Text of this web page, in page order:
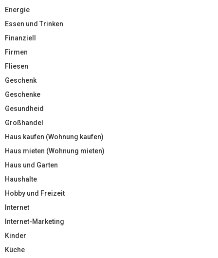
Energie
Essen und Trinken
Finanziell
Firmen
Fliesen
Geschenk
Geschenke
Gesundheid
Großhandel
Haus kaufen (Wohnung kaufen)
Haus mieten (Wohnung mieten)
Haus und Garten
Haushalte
Hobby und Freizeit
Internet
Internet-Marketing
Kinder
Küche